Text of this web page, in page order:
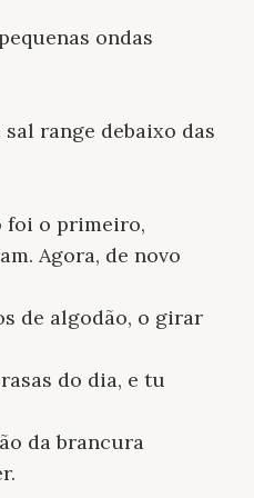
ondas
range debaixo das
foi o primeiro,
Agora, de novo
de algodão, o girar
do dia, e tu
da brancura